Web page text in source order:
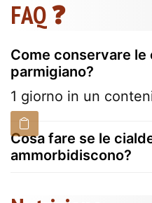
FAQ ❓
Come conservare le
parmigiano?
1 giorno in un
Cosa fare se le
ammorbidiscono?